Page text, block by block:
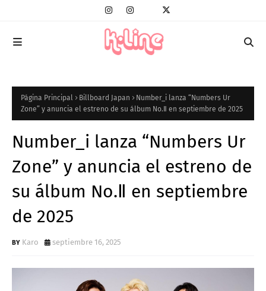
Página Principal Billboard Japan
Number_i lanza “Numbers Ur
Zone” y anuncia el estreno de su álbum No.Ⅱ en septiembre de 2025
Number_i lanza “Numbers Ur
Zone” y anuncia el estreno de
su álbum No.Ⅱ en septiembre
de 2025
Karo septiembre 16, 2025